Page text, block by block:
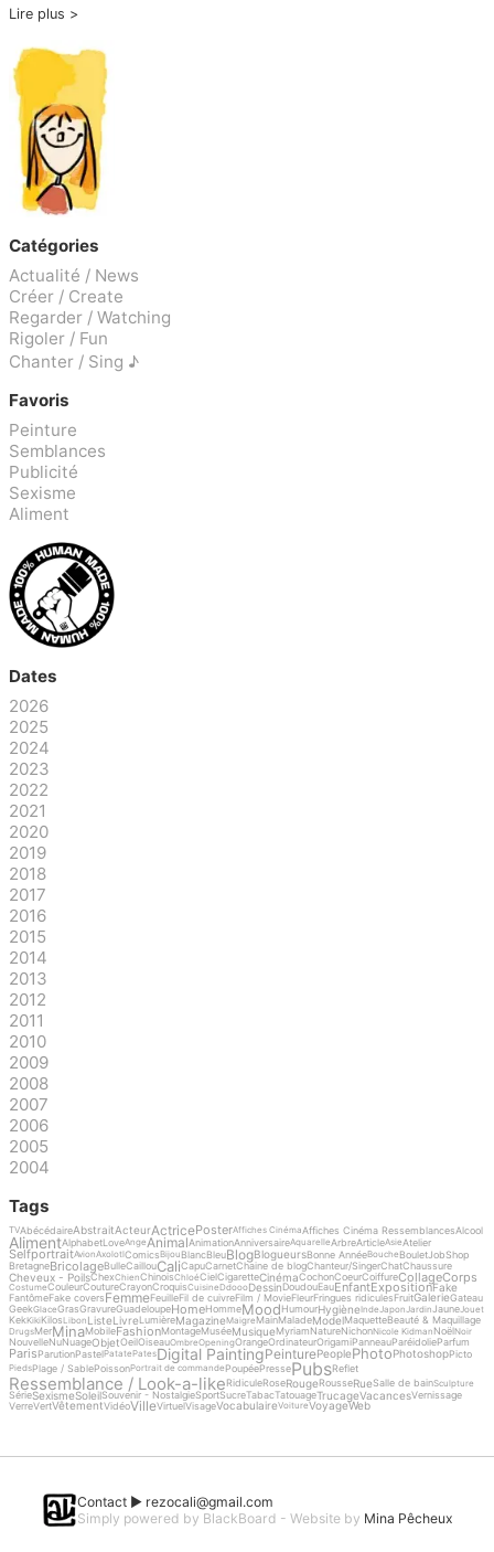
Lire plus
Catégories
Actualité / News
Créer / Create
Regarder / Watching
Rigoler / Fun
Chanter / Sing ♪
Favoris
Peinture
Semblances
Publicité
Sexisme
Aliment
Dates
2026
2025
2024
2023
2022
2021
2020
2019
2018
2017
2016
2015
2014
2013
2012
2011
2010
2009
2008
2007
2006
2005
2004
Tags
TVAbécédaireAbstraitActeurActricePosterAffiches CinémaAffiches Cinéma RessemblancesAlcool
AlimentAlphabetLoveAnge AnimalAnimationAnniversaireAquarelleArbreArticleAsieAtelier
SelfportraitAvionAxolotlComicsBijou BlancBleuBlogBlogueursBonne AnnéeBouche BouletJobShop
BretagneBricolageBulleCaillouCaliCapuCarnetChaine de blogChanteur/SingerChatChaussure
Cheveux - PoilsChexChienChinoisChloéCielCigaretteCinémaCochonCoeurCoiffureCollageCorps
CostumeCouleurCoutureCrayonCroquisCuisineDdoooDessinDoudouEauEnfantExpositionFake
FantômeFake coversFemmeFeuilleFil de cuivreFilm / MovieFleurFringues ridiculesFruitGalerieGateau
GeekGlaceGrasGravureGuadeloupeHomeHommeMoodHumourHygièneInde Japon JardinJaune Jouet
KekKikiKilosLibon ListeLivreLumièreMagazineMaigre MainMaladeModelMaquetteBeauté & Maquillage
DrugsMerMinaMobileFashionMontageMuséeMusiqueMyriamNatureNichonNicole Kidman NoëlNoir
NouvelleNuNuageObjetOeilOiseauOmbreOpeningOrangeOrdinateurOrigamiPanneauParéidolieParfum
ParisParutionPastelPatatePatesDigital PaintingPeinturePeoplePhotoPhotoshopPicto
PiedsPlage / SablePoissonPortrait de commande PoupéePressePubsReflet
Ressemblance / Look-a-likeRidiculeRoseRougeRousseRueSalle de bainSculpture
SérieSexismeSoleilSouvenir - NostalgieSportSucreTabacTatouageTrucageVacancesVernissage
VerreVertVêtementVidéoVilleVirtuelVisageVocabulaireVoitureVoyageWeb
Contact ► rezocali@gmail.com
Simply powered by BlackBoard - Website by Mina Pêcheux